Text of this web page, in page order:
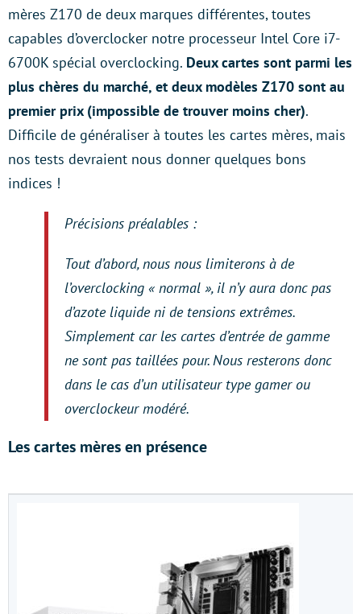
mères Z170 de deux marques différentes, toutes
capables d’overclocker notre processeur Intel Core i7-
6700K spécial overclocking. Deux cartes sont parmi les
plus chères du marché, et deux modèles Z170 sont au
premier prix (impossible de trouver moins cher).
Difficile de généraliser à toutes les cartes mères, mais
nos tests devraient nous donner quelques bons
indices !
Précisions préalables :
Tout d’abord, nous nous limiterons à de
l’overclocking « normal », il n’y aura donc pas
d’azote liquide ni de tensions extrêmes.
Simplement car les cartes d’entrée de gamme
ne sont pas taillées pour. Nous resterons donc
dans le cas d’un utilisateur type gamer ou
overclockeur modéré.
Les cartes mères en présence